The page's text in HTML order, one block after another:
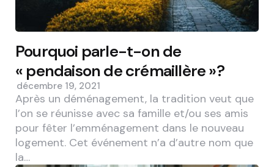
Pourquoi parle-t-on de
« pendaison de crémaillère »?
décembre 19, 2021
Après un déménagement, la tradition veut que
l’on se réunisse avec sa famille et/ou ses amis
pour fêter l’emménagement dans le nouveau
logement. Cet événement n’a d’autre nom que
la…